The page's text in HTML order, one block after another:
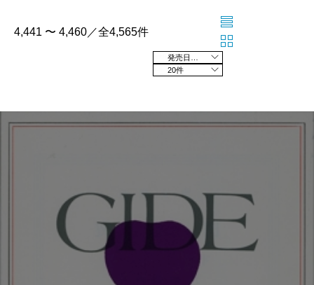
4,441 〜 4,460／全4,565件
20件